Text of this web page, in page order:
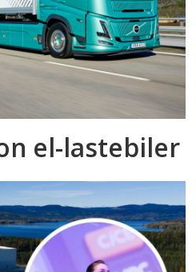
el-lastebiler